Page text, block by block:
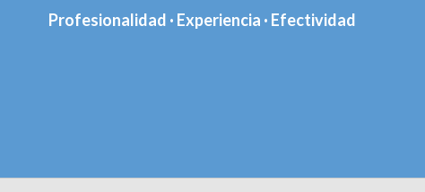
Profesionalidad · Experiencia · Efectividad